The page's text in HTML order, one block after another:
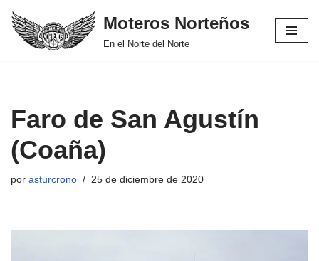
Saltar
Moteros Norteños
En el Norte del Norte
Faro de San Agustín
(Coaña)
por asturcrono 25 de diciembre de 2020